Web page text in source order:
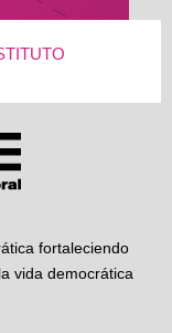
fortaleciendo
vida democrática